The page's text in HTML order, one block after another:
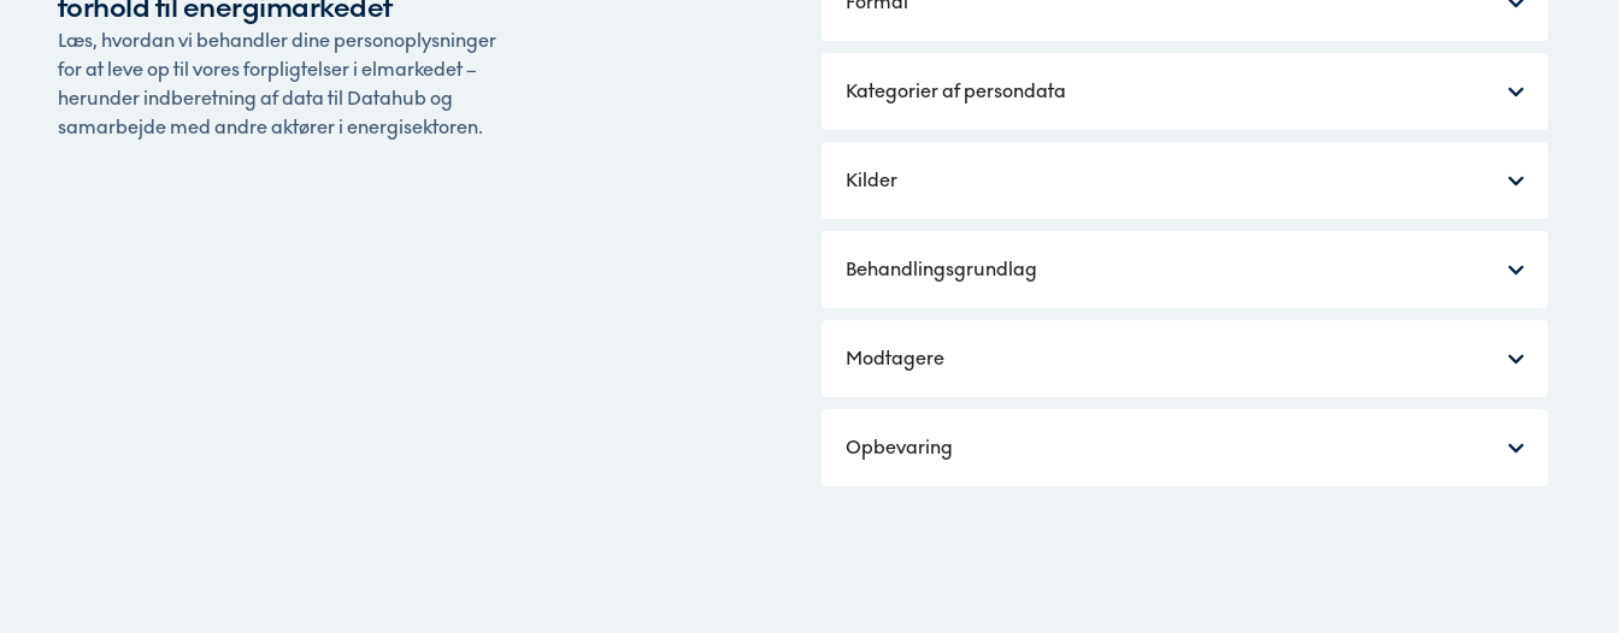
forhold til energimarkedet
Læs, hvordan vi behandler dine personoplysninger
for at leve op til vores forpligtelser i elmarkedet –
herunder indberetning af data til Datahub og
samarbejde med andre aktører i energisektoren.
Kategorier af persondata
Kilder
Behandlingsgrundlag
Modtagere
Opbevaring